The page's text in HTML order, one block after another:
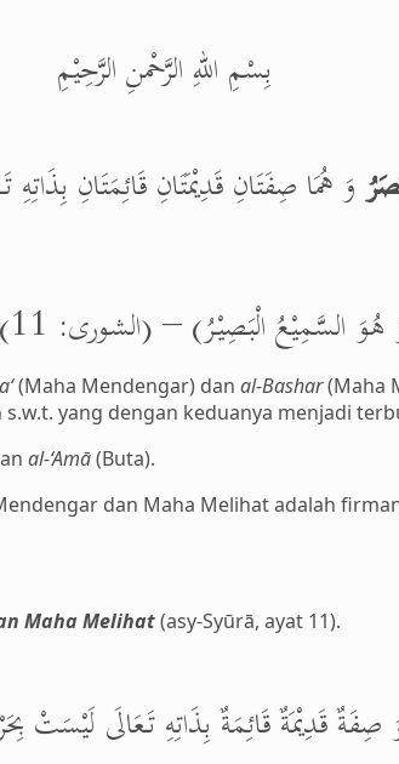
بِسْمِ اللهِ الرَّحْمنِ الرَّحِيْمِ
وَ هُمَا صِفَتَانِ قَدِيْمَتَانِ قَائِمَتَانِ
السَّمِيْعُ الْبَصِيْرُ) – (الشورى: 11)
(Maha Mendengar) dan al-Bashar(Maha
yang dengan keduanya menjadi
al-‘Amā(Buta).
dan Maha Melihat adalah
Maha Melihat(asy-Syūrā, ayat 11).
قَدِيْمَةٌ قَائِمَةٌ بِذَاتِهِ تَعَالَى